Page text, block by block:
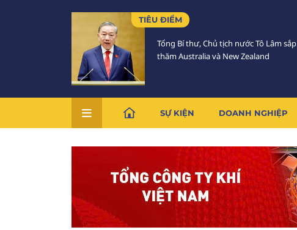
TIÊU ĐIỂM
Tổng Bí thư, Chủ tịch nước Tô Lâm sắp
thăm Australia và New Zealand
SỰ KIỆN DOANH NGHIỆP